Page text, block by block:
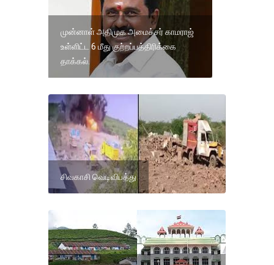
முன்னாள் அதிமுக அமைச்சர் காமராஜ்
உள்ளிட்ட 6 மீது குற்றப்பத்திரிக்கை
தாக்கல்.
சிவகாசி வெடிவிபத்து